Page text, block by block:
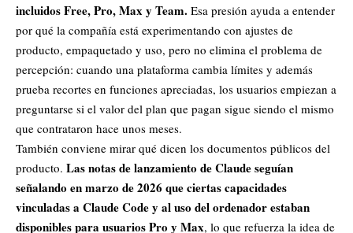
incluidos Free, Pro, Max y Team. Esa presión ayuda a entender
por qué la compañía está experimentando con ajustes de
producto, empaquetado y uso, pero no elimina el problema de
percepción: cuando una plataforma cambia límites y además
prueba recortes en funciones apreciadas, los usuarios empiezan a
preguntarse si el valor del plan que pagan sigue siendo el mismo
que contrataron hace unos meses.
También conviene mirar qué dicen los documentos públicos del
producto. Las notas de lanzamiento de Claude seguían
señalando en marzo de 2026 que ciertas capacidades
vinculadas a Claude Code y al uso del ordenador estaban
disponibles para usuarios Pro y Max, lo que refuerza la idea de